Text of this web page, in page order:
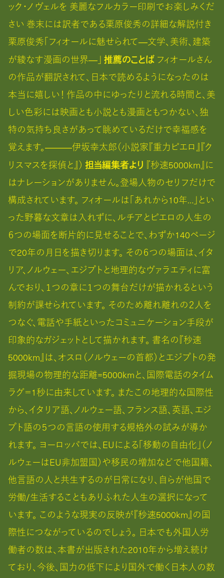
ック・ノヴェルを 美麗なフルカラー印刷でお楽しみくだ
さい 巻末には訳者である栗原俊秀の詳細な解説付き
栗原俊秀「フィオールに魅せられて―文学、美術、建築
が綾なす漫画の世界―」 推薦のことば フィオールさん
の作品が翻訳されて、日本で読めるようになったのは
本当に嬉しい！ 作品の中にゆったりと流れる時間と、美
しい色彩には映画とも小説とも漫画ともつかない、独
特の気持ち良さがあって眺めているだけで幸福感を
覚えます。―――伊坂幸太郎（小説家『重力ピエロ』『ク
リスマスを探偵と』） 担当編集者より 『秒速5000km』に
はナレーションがありません。登場人物のセリフだけで
構成されています。 フィオールは「あれから10年…」とい
った野暮な文章は入れずに、ルチアとピエロの人生の
６つの場面を断片的に見せることで、わずか140ページ
で20年の月日を描き切ります。 その６つの場面は、イタ
リア、ノルウェー、エジプトと地理的なヴァラエティに富
んでおり、１つの章に１つの舞台だけが描かれるという
制約が課せられています。 そのため離れ離れの２人を
つなぐ、電話や手紙といったコミュニケーション手段が
印象的なガジェットとして描かれます。 書名の『秒速
5000km』は、オスロ（ノルウェーの首都）とエジプトの発
掘現場の物理的な距離=5000kmと、国際電話のタイム
ラグ＝1秒に由来しています。 またこの地理的な国際性
から、イタリア語、ノルウェー語、フランス語、英語、エジ
プト語の５つの言語の使用する規格外の試みが導か
れます。 ヨーロッパでは、EUによる「移動の自由化」（ノ
ルウェーはEU非加盟国）や移民の増加などで他国籍、
他言語の人と共生するのが日常になり、自らが他国で
労働/生活することもありふれた人生の選択になって
います。 このような現実の反映が『秒速5000km』の国
際性につながっているのでしょう。 日本でも外国人労
働者の数は、本書が出版された2010年から増え続け
ており、今後、国力の低下により国外で働く日本人の数